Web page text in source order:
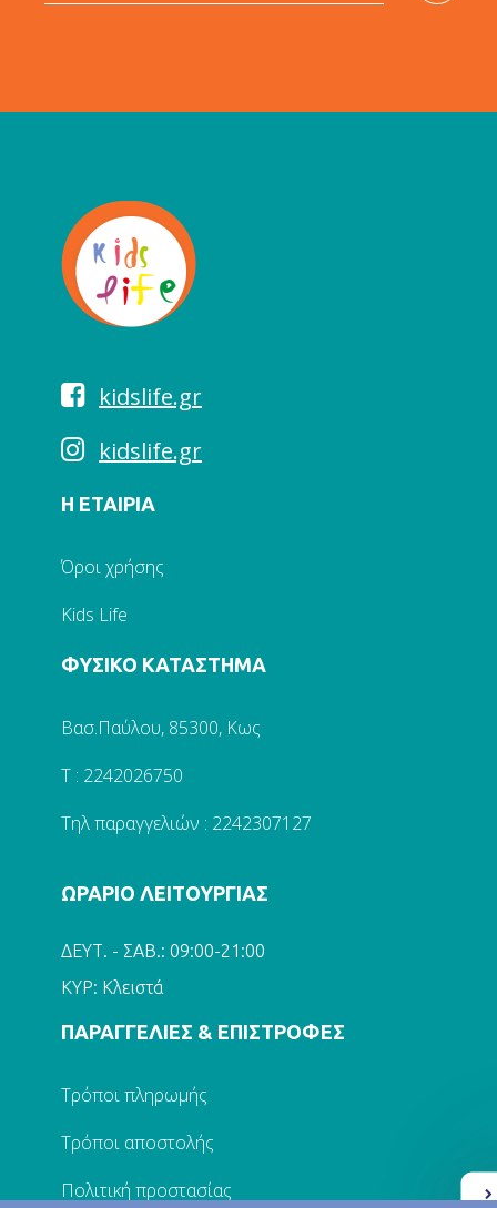
kidslife.gr
kidslife.gr
Η ΕΤΑΙΡΙΑ
Όροι χρήσης
Kids Life
ΦΥΣΙΚΟ ΚΑΤΑΣΤΗΜΑ
Βασ.Παύλου, 85300, Κως
Τ : 2242026750
Τηλ παραγγελιών : 2242307127
ΩΡΑΡΙΟ ΛΕΙΤΟΥΡΓΙΑΣ
ΔΕΥΤ. - ΣΑΒ.: 09:00-21:00
ΚΥΡ: Κλειστά
ΠΑΡΑΓΓΕΛΙΕΣ & ΕΠΙΣΤΡΟΦΕΣ
Τρόποι πληρωμής
Τρόποι αποστολής
Πολιτική προστασίας